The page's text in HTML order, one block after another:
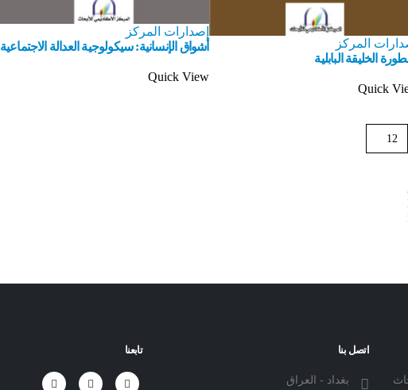
المركز
الخليقة البابلية
Quick
إصدارات المركز
أشواق الإنسانية: سيكولوجية العدالة الاجتماعية
Quick View
اتصل بنا
بغداد - العراق
تابعنا